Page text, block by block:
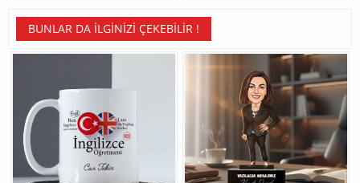
BUNLAR DA İLGINIZI ÇEKEBILIR !